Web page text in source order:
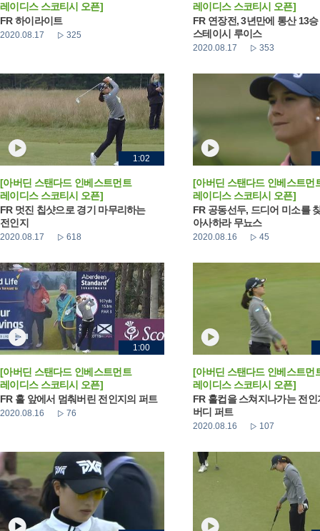
레이디스 스코티시 오픈]
FR 하이라이트
2020.08.17 325
레이디스 스코티시 오픈]
FR 연장전, 3년만에 통산 13
스테이시 루이스
2020.08.17 353
1:02
[아버딘 스탠다드 인베스트먼트
레이디스 스코티시 오픈]
FR 멋진 칩샷으로 경기 마무리하는
전인지
2020.08.17 618
[아버딘 스탠다드 인베스트먼
레이디스 스코티시 오픈]
FR 공동선두, 드디어 미소를
아사하라 무뇨스
2020.08.16 45
1:00
[아버딘 스탠다드 인베스트먼트
레이디스 스코티시 오픈]
FR 홀 앞에서 멈춰버린 전인지의 퍼트
2020.08.16 76
[아버딘 스탠다드 인베스트먼
레이디스 스코티시 오픈]
FR 홀컵을 스쳐지나가는 전인
버디 퍼트
2020.08.16 107